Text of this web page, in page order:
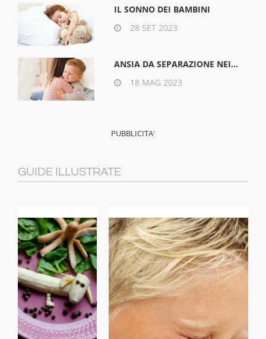
IL SONNO DEI BAMBINI
28 SET 2023
ANSIA DA SEPARAZIONE NEI...
18 MAG 2023
GUIDE ILLUSTRATE